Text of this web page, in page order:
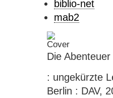
biblio-net
mab2
Die
: ungekürzte
Berlin : DAV,